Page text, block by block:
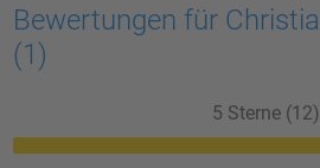
Bewertungen für
(1)
5 Sterne (12)